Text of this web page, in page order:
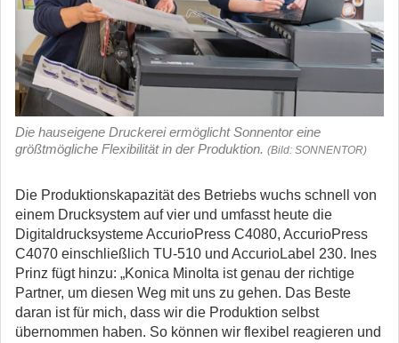
Die hauseigene Druckerei ermöglicht Sonnentor eine
größtmögliche Flexibilität in der Produktion. (Bild: SONNENTOR)
Die Produktionskapazität des Betriebs wuchs schnell von
einem Drucksystem auf vier und umfasst heute die
Digitaldrucksysteme AccurioPress C4080, AccurioPress
C4070 einschließlich TU-510 und AccurioLabel 230. Ines
Prinz fügt hinzu: „Konica Minolta ist genau der richtige
Partner, um diesen Weg mit uns zu gehen. Das Beste
daran ist für mich, dass wir die Produktion selbst
übernommen haben. So können wir flexibel reagieren und